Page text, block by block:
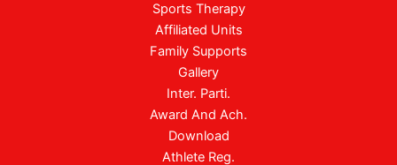
Sports Therapy
Affiliated Units
Family Supports
Gallery
Inter. Parti.
Award And Ach.
Download
Athlete Reg.